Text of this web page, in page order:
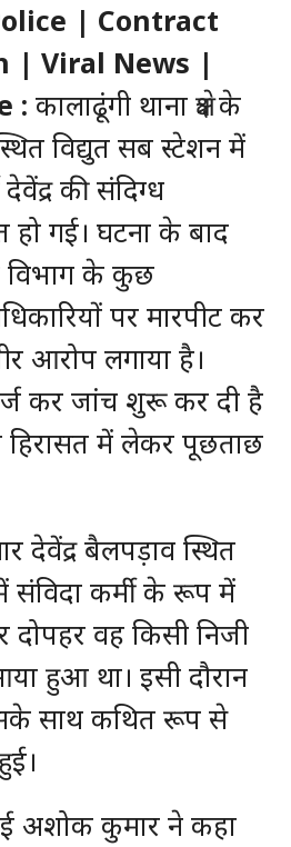
| Contract
| Viral News |
: कालाढूंगी थाना क्षेत्र के
विद्युत सब स्टेशन में
की संदिग्ध
हो गई। घटना के बाद
विभाग के कुछ
पर मारपीट कर
आरोप लगाया है।
कर जांच शुरू कर दी है
में लेकर पूछताछ
देवेंद्र बैलपड़ाव स्थित
संविदा कर्मी के रूप में
दोपहर वह किसी निजी
हुआ था। इसी दौरान
साथ कथित रूप से
अशोक कुमार ने कहा